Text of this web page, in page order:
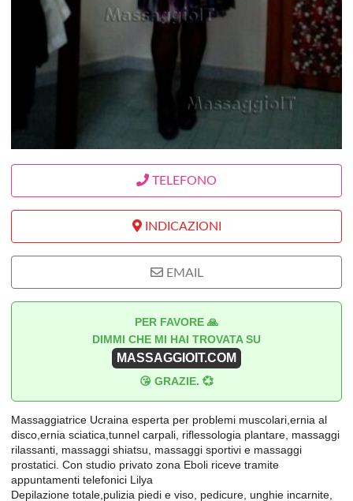
TELEFONO
INDICAZIONI
EMAIL
PER FAVORE 🙏
DIMMI CHE MI HAI TROVATA SU
MASSAGGIOIT.COM
😘 GRAZIE. 💞
Massaggiatrice Ucraina esperta per problemi muscolari,ernia al
disco,ernia sciatica,tunnel carpali, riflessologia plantare, massaggi
rilassanti, massaggi shiatsu, massaggi sportivi e massaggi
prostatici. Con studio privato zona Eboli riceve tramite
appuntamenti telefonici Lilya
Depilazione totale,pulizia piedi e viso, pedicure, unghie incarnite,